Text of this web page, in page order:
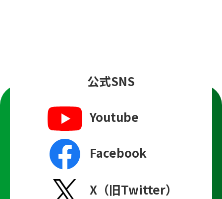
公式SNS
Youtube
Facebook
X（旧Twitter）